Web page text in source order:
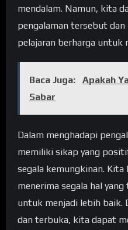
mendalam. Namun, kita
pengalaman tersebut dan
pelajaran berharga untuk
Baca Juga:
Apakah
Sabar
Dalam menghadapi
memiliki sikap yang
segala kemungkinan.
menerima segala hal
untuk menjadi lebih baik.
dan terbuka, kita dapat